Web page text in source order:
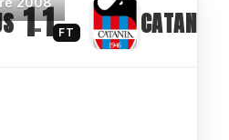
1–1 FT CATANIA